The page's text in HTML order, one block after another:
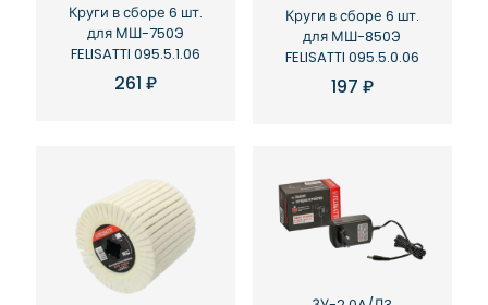
Круги в сборе 6 шт.
для МШ-750Э
FELISATTI 095.5.1.06
261₽
Круги в сборе 6 шт.
для МШ-850Э
FELISATTI 095.5.0.06
197 ₽